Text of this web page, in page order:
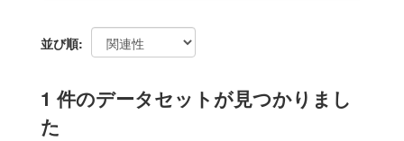
並び順
1 件のデータセットが見つかりまし
た